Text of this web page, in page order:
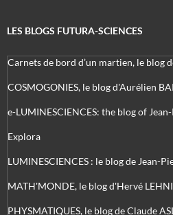
LES BLOGS FUTURA-SCIENCES
Carnets de bord d’un martien, le blog
COSMOGONIES, le blog d'Aurélien
e-LUMINESCIENCES: the blog of
Explora
LUMINESCIENCES : le blog de Jean-
MATH'MONDE, le blog d'Hervé
PHYSMATIQUES, le blog de Claude